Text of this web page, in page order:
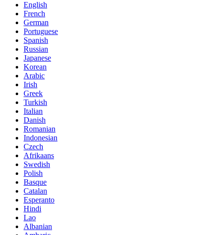
English
French
German
Portuguese
Spanish
Russian
Japanese
Korean
Arabic
Irish
Greek
Turkish
Italian
Danish
Romanian
Indonesian
Czech
Afrikaans
Swedish
Polish
Basque
Catalan
Esperanto
Hindi
Lao
Albanian